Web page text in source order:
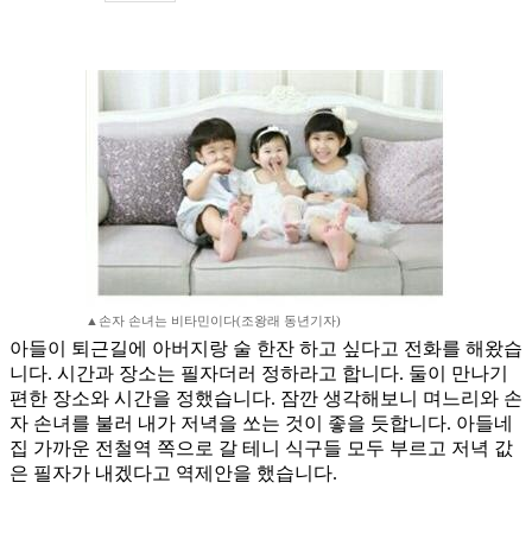
▲손자 손녀는 비타민이다(조왕래 동년기자)
아들이 퇴근길에 아버지랑 술 한잔 하고 싶다고 전화를 해왔습
니다. 시간과 장소는 필자더러 정하라고 합니다. 둘이 만나기
편한 장소와 시간을 정했습니다. 잠깐 생각해보니 며느리와 손
자 손녀를 불러 내가 저녁을 쏘는 것이 좋을 듯합니다. 아들네
집 가까운 전철역 쪽으로 갈 테니 식구들 모두 부르고 저녁 값
은 필자가 내겠다고 역제안을 했습니다.